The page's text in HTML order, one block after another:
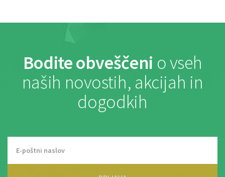
Bodite obveščeni o vseh
naših novostih, akcijah in
dogodkih